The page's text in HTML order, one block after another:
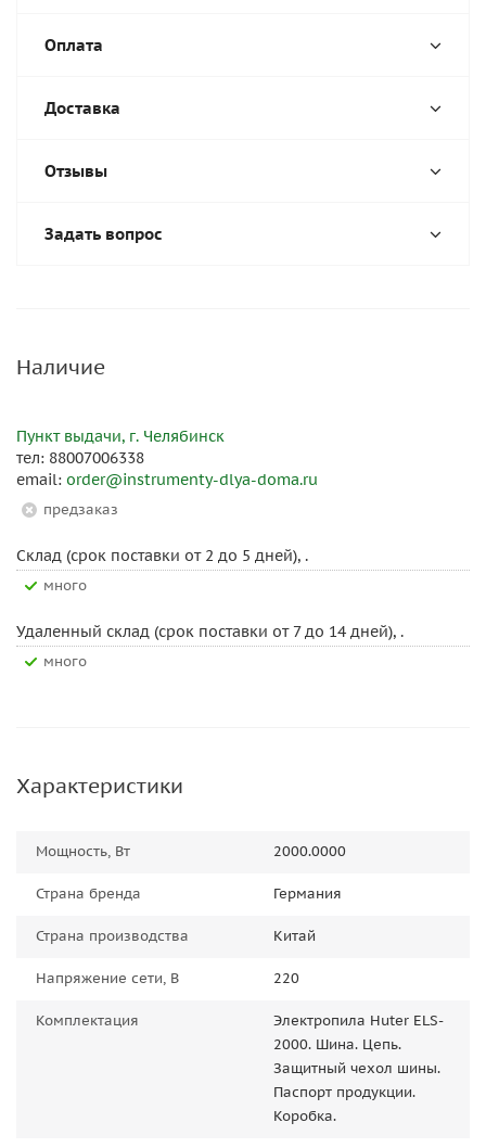
Оплата
Доставка
Отзывы
Задать вопрос
Наличие
Пункт выдачи, г. Челябинск
тел: 88007006338
email: order@instrumenty-dlya-doma.ru
Предзаказ
Склад (срок поставки от 2 до 5 дней), .
Много
Удаленный склад (срок поставки от 7 до 14 дней), .
Много
Характеристики
Мощность, Вт 2000.0000
Страна бренда Германия
Страна производства Китай
Напряжение сети, В 220
Комплектация
Электропила Huter ELS-
2000. Шина. Цепь.
Защитный чехол шины.
Паспорт продукции.
Коробка.